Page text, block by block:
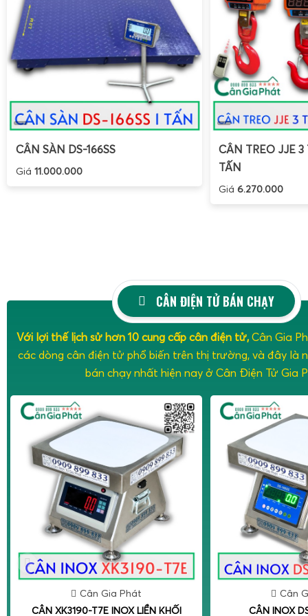
CÂN SÀN DS-166SS
Giá 11.000.000
CÂN TREO JJE
TẤN
Giá6.270.000
CÂN ĐIỆN TỬ BÁN CHẠY
Với lợi thế lịch sử hơn 10 cung cấp cân điện tử, Cân Gia
các dòng cân điện tử phổ biến trên thị trường, và đây là
bán chạy nhất hiện nay ở Cân Điện Tử Gia
Cân Gia Phát
CÂN XK3190-T7E INOX LIỀN KHỐI
Cân
CÂN INOX